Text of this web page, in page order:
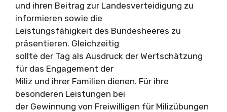
und ihren Beitrag zur Landesverteidigung zu
informieren sowie die
Leistungsfähigkeit des Bundesheeres zu
präsentieren. Gleichzeitig
sollte der Tag als Ausdruck der Wertschätzung
für das Engagement der
Miliz und ihrer Familien dienen. Für ihre
besonderen Leistungen bei
der Gewinnung von Freiwilligen für Milizübungen